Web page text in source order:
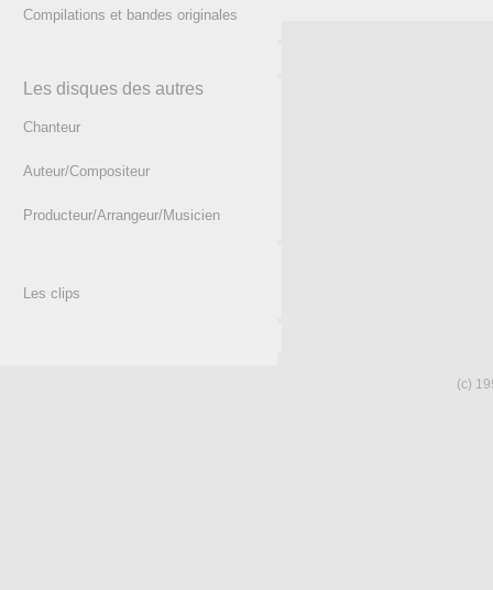
Compilations et bandes originales
Les disques des autres
Chanteur
Auteur/Compositeur
Producteur/Arrangeur/Musicien
Les clips
(c)